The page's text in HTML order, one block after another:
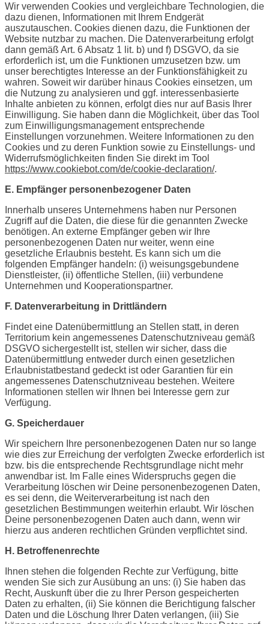
Wir verwenden Cookies und vergleichbare Technologien, die
dazu dienen, Informationen mit Ihrem Endgerät
auszutauschen. Cookies dienen dazu, die Funktionen der
Website nutzbar zu machen. Die Datenverarbeitung erfolgt
dann gemäß Art. 6 Absatz 1 lit. b) und f) DSGVO, da sie
erforderlich ist, um die Funktionen umzusetzen bzw. um
unser berechtigtes Interesse an der Funktionsfähigkeit zu
wahren. Soweit wir darüber hinaus Cookies einsetzen, um
die Nutzung zu analysieren und ggf. interessenbasierte
Inhalte anbieten zu können, erfolgt dies nur auf Basis Ihrer
Einwilligung. Sie haben dann die Möglichkeit, über das Tool
zum Einwilligungsmanagement entsprechende
Einstellungen vorzunehmen. Weitere Informationen zu den
Cookies und zu deren Funktion sowie zu Einstellungs- und
Widerrufsmöglichkeiten finden Sie direkt im Tool
https://www.cookiebot.com/de/cookie-declaration/.
E. Empfänger personenbezogener Daten
Innerhalb unseres Unternehmens haben nur Personen
Zugriff auf die Daten, die diese für die genannten Zwecke
benötigen. An externe Empfänger geben wir Ihre
personenbezogenen Daten nur weiter, wenn eine
gesetzliche Erlaubnis besteht. Es kann sich um die
folgenden Empfänger handeln: (i) weisungsgebundene
Dienstleister, (ii) öffentliche Stellen, (iii) verbundene
Unternehmen und Kooperationspartner.
F. Datenverarbeitung in Drittländern
Findet eine Datenübermittlung an Stellen statt, in deren
Territorium kein angemessenes Datenschutzniveau gemäß
DSGVO sichergestellt ist, stellen wir sicher, dass die
Datenübermittlung entweder durch einen gesetzlichen
Erlaubnistatbestand gedeckt ist oder Garantien für ein
angemessenes Datenschutzniveau bestehen. Weitere
Informationen stellen wir Ihnen bei Interesse gern zur
Verfügung.
G. Speicherdauer
Wir speichern Ihre personenbezogenen Daten nur so lange
wie dies zur Erreichung der verfolgten Zwecke erforderlich ist
bzw. bis die entsprechende Rechtsgrundlage nicht mehr
anwendbar ist. Im Falle eines Widerspruchs gegen die
Verarbeitung löschen wir Deine personenbezogenen Daten,
es sei denn, die Weiterverarbeitung ist nach den
gesetzlichen Bestimmungen weiterhin erlaubt. Wir löschen
Deine personenbezogenen Daten auch dann, wenn wir
hierzu aus anderen rechtlichen Gründen verpflichtet sind.
H. Betroffenenrechte
Ihnen stehen die folgenden Rechte zur Verfügung, bitte
wenden Sie sich zur Ausübung an uns: (i) Sie haben das
Recht, Auskunft über die zu Ihrer Person gespeicherten
Daten zu erhalten, (ii) Sie können die Berichtigung falscher
Daten und die Löschung Ihrer Daten verlangen, (iii) Sie